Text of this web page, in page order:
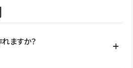
ますか？